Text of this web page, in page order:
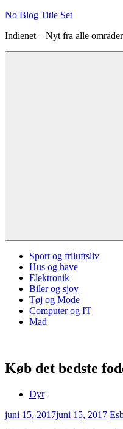
Videre
indhold
No Blog Title Set
Indienet – Nyt fra alle områder
Sport og friluftsliv
Hus og have
Elektronik
Biler og sjov
Tøj og Mode
Computer og IT
Mad
Køb det bedste
Dyr
juni 15, 2017juni 15, 2017